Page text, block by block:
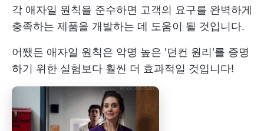
각 애자일 원칙을 준수하면 고객의 요구를 완벽하게
충족하는 제품을 개발하는 데 도움이 될 것입니다.
어쨌든 애자일 원칙은 악명 높은 '던컨 원리'를 증명
하기 위한 실험보다 훨씬 더 효과적일 것입니다!